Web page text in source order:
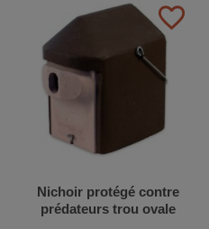
favorite_border
Nichoir protégé contre
prédateurs trou ovale